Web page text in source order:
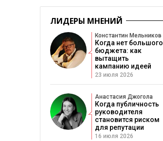
ЛИДЕРЫ МНЕНИЙ
Константин Мельников
Когда нет большого
бюджета: как
вытащить
кампанию идеей
23 июля 2026
Анастасия Джогола
Когда публичность
руководителя
становится риском
для репутации
16 июля 2026